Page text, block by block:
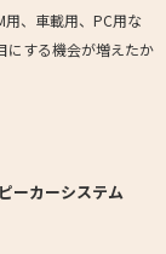
、車載用、PC用な
にする機会が増えたか
ーカーシステム